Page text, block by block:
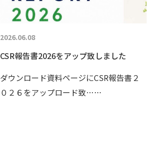
2026.06.08
CSR報告書2026をアップ致しました
ダウンロード資料ページにCSR報告書２
０２６をアップロード致……